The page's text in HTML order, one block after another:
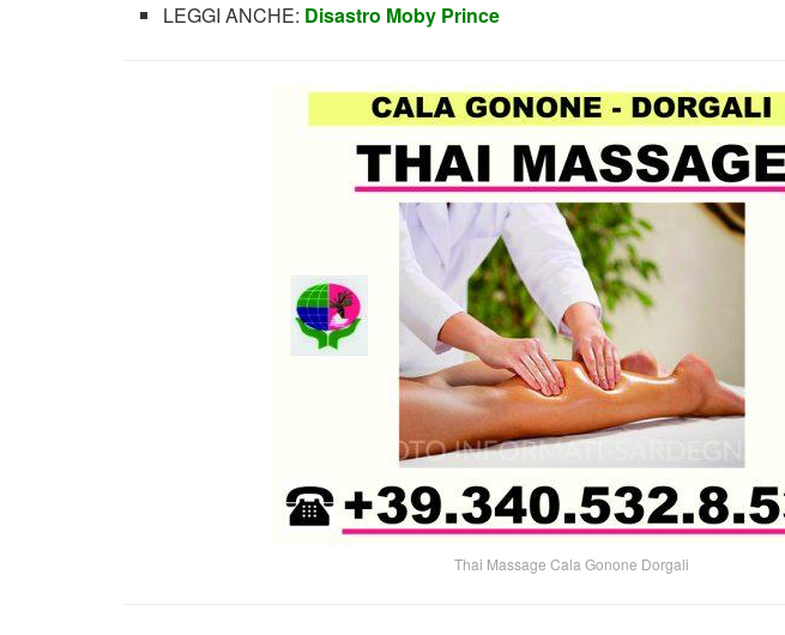
LEGGI ANCHE: Disastro Moby Prince
Thai Massage Cala Gonone Dorgali